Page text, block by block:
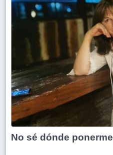
No sé dónde ponerme